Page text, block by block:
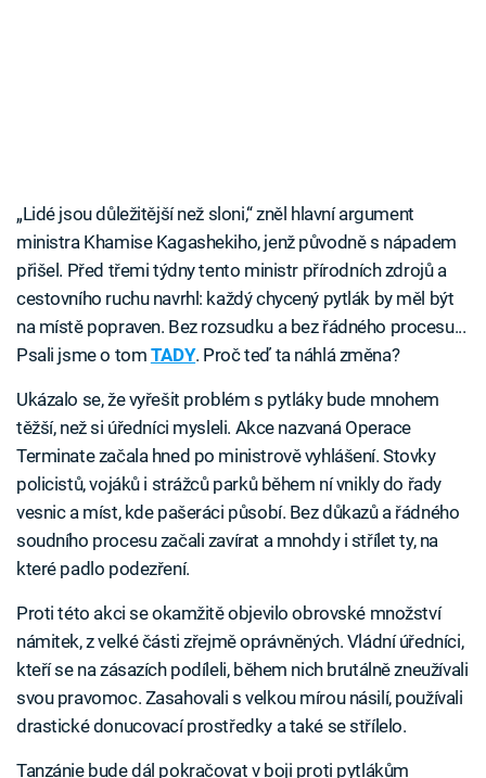
„Lidé jsou důležitější než sloni,“ zněl hlavní argument
ministra Khamise Kagashekiho, jenž původně s nápadem
přišel. Před třemi týdny tento ministr přírodních zdrojů a
cestovního ruchu navrhl: každý chycený pytlák by měl být
na místě popraven. Bez rozsudku a bez řádného procesu...
Psali jsme o tom TADY. Proč teď ta náhlá změna?
Ukázalo se, že vyřešit problém s pytláky bude mnohem
těžší, než si úředníci mysleli. Akce nazvaná Operace
Terminate začala hned po ministrově vyhlášení. Stovky
policistů, vojáků i strážců parků během ní vnikly do řady
vesnic a míst, kde pašeráci působí. Bez důkazů a řádného
soudního procesu začali zavírat a mnohdy i střílet ty, na
které padlo podezření.
Proti této akci se okamžitě objevilo obrovské množství
námitek, z velké části zřejmě oprávněných. Vládní úředníci,
kteří se na zásazích podíleli, během nich brutálně zneužívali
svou pravomoc. Zasahovali s velkou mírou násilí, používali
drastické donucovací prostředky a také se střílelo.
Tanzánie bude dál pokračovat v boji proti pytlákům